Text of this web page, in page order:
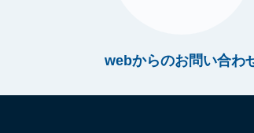
webからのお問い合わ